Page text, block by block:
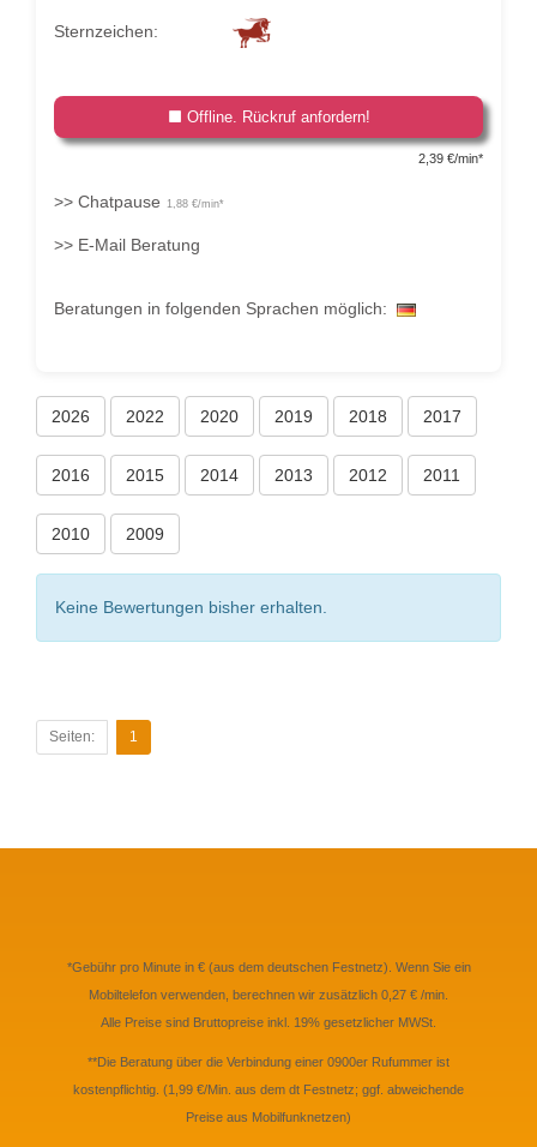
Sternzeichen:
Offline. Rückruf anfordern!
2,39 €/min*
>> Chatpause 1,88 €/min*
>> E-Mail Beratung
Beratungen in folgenden Sprachen möglich:
2026 2022 2020 2019 2018 2017
2016 2015 2014 2013 2012 2011
2010 2009
Keine Bewertungen bisher erhalten.
Seiten: 1
*Gebühr pro Minute in € (aus dem deutschen Festnetz). Wenn Sie ein
Mobiltelefon verwenden, berechnen wir zusätzlich 0,27 € /min.
Alle Preise sind Bruttopreise inkl. 19% gesetzlicher MWSt.
**Die Beratung über die Verbindung einer 0900er Rufummer ist
kostenpflichtig. (1,99 €/Min. aus dem dt Festnetz; ggf. abweichende
Preise aus Mobilfunknetzen)